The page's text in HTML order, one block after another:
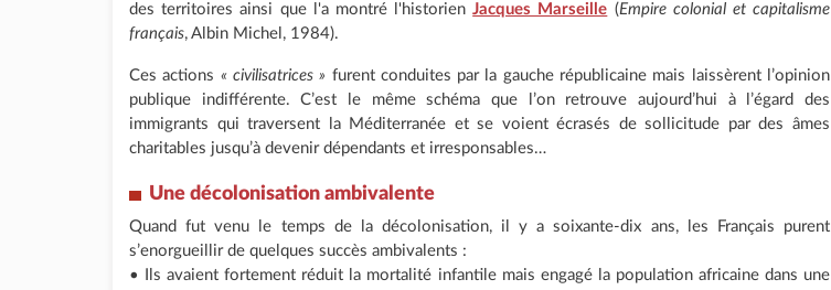
des territoires ainsi que l'a montré l'historienJacques Marseille (Empire colonial et capitalisme
français, Albin Michel, 1984).
Ces actions « civilisatrices » furent conduites par la gauche républicaine mais laissèrent l’opinion
publique indifférente. C’est le même schéma que l’on retrouve aujourd’hui à l’égard des
immigrants qui traversent la Méditerranée et se voient écrasés de sollicitude par des âmes
charitables jusqu’à devenir dépendants et irresponsables…
Une décolonisation ambivalente
Quand fut venu le temps de la décolonisation, il y a soixante-dix ans, les Français purent
s’enorgueillir de quelques succès ambivalents :
• Ils avaient fortement réduit la mortalité infantile mais engagé la population africaine dans une